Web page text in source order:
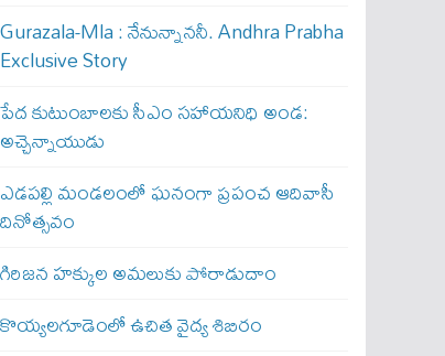
Gurazala-Mla : నేనున్నాన‌నీ. Andhra Prabha
Exclusive Story
పేద కుటుంబాలకు సీఎం సహాయనిధి అండ:
అచ్చెన్నాయుడు
ఎడపల్లి మండలంలో ఘనంగా ప్రపంచ ఆదివాసీ
దినోత్సవం
గిరిజన హక్కుల అమలుకు పోరాడుదాం
కొయ్యలగూడెంలో ఉచిత వైద్య శిబిరం